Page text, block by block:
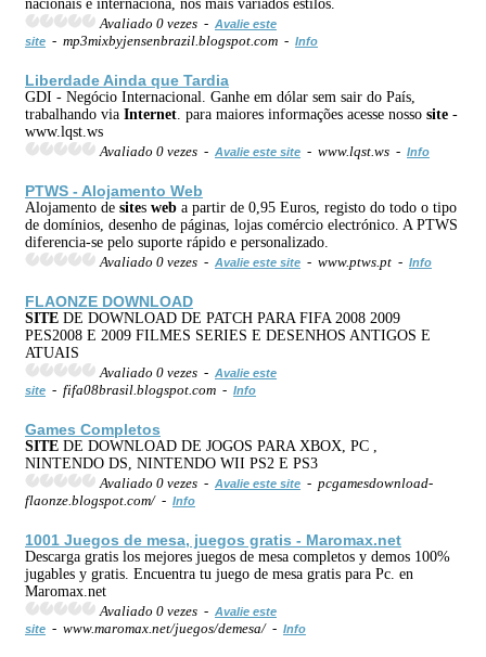
nacionais e internaciona, nos mais variados estilos.
Avaliado 0 vezes - Avalie este
site - mp3mixbyjensenbrazil.blogspot.com - Info
Liberdade Ainda que Tardia
GDI - Negócio Internacional. Ganhe em dólar sem sair do País,
trabalhando via Internet . para maiores informações acesse nosso site -
www.lqst.ws
Avaliado 0 vezes - Avalie este site - www.lqst.ws - Info
PTWS - Alojamento Web
Alojamento de sites web a partir de 0,95 Euros, registo do todo o tipo
de domínios, desenho de páginas, lojas comércio electrónico. A PTWS
diferencia-se pelo suporte rápido e personalizado.
Avaliado 0 vezes - Avalie este site - www.ptws.pt - Info
FLAONZE DOWNLOAD
SITE DE DOWNLOAD DE PATCH PARA FIFA 2008 2009
PES2008 E 2009 FILMES SERIES E DESENHOS ANTIGOS E
ATUAIS
Avaliado 0 vezes - Avalie este
site - fifa08brasil.blogspot.com - Info
Games Completos
SITE DE DOWNLOAD DE JOGOS PARA XBOX, PC ,
NINTENDO DS, NINTENDO WII PS2 E PS3
Avaliado 0 vezes - Avalie este site - pcgamesdownload-
flaonze.blogspot.com/ - Info
1001 Juegos de mesa, juegos gratis - Maromax.net
Descarga gratis los mejores juegos de mesa completos y demos 100%
jugables y gratis. Encuentra tu juego de mesa gratis para Pc. en
Maromax.net
Avaliado 0 vezes - Avalie este
site - www.maromax.net/juegos/demesa/ - Info